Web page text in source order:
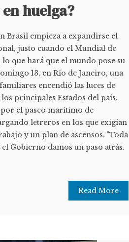
huelga?
Brasil empieza a expandirse el
justo cuando el Mundial de
lo que hará que el mundo pose su
13, en Río de Janeiro, una
encendió las luces de
principales Estados del país.
el paseo marítimo de
letreros en los que exigían
y un plan de ascensos. "Toda
Gobierno damos un paso atrás.
Read More